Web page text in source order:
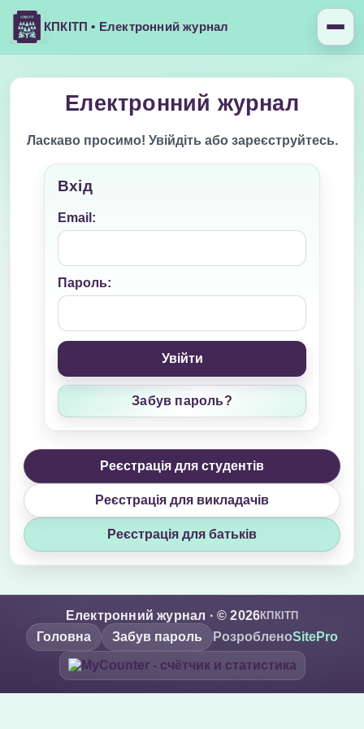
КПКІТП • Електронний журнал
Електронний журнал
Ласкаво просимо! Увійдіть або зареєструйтесь.
Вхід
Email:
Пароль:
Увійти
Забув пароль?
Реєстрація для студентів
Реєстрація для викладачів
Реєстрація для батьків
Електронний журнал · © 2026КПКІТП
Головна Забув пароль РозробленоSitePro